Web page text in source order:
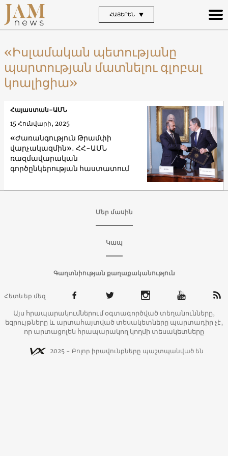
ՀԱՅԵՐԵՆ
«Իսլամական պետությանը
պարտության մատնելու գլոբալ
կոալիցիա»
«Ժառանգություն Թրամփի
վարչակազմին»․ ՀՀ-ԱՄՆ
ռազմավարական
գործընկերության հաստատում
Հայաստան-ԱՄՆ
15 Հունվարի, 2025
Մեր մասին
Կապ
Գաղտնիության քաղաքականություն
Հետևեք մեզ
Այս հրապարակումներում օգտագործված տեղանունները,
եզրույթները և արտահայտված տեսակետները պարտադիր չէ,
որ արտացոլեն հրապարակող կողմի տեսակետները
2025 - Բոլոր իրավունքները պաշտպանված են